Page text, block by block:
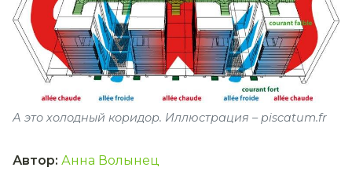
А это холодный коридор. Иллюстрация – piscatum.fr
Автор: Анна Волынец